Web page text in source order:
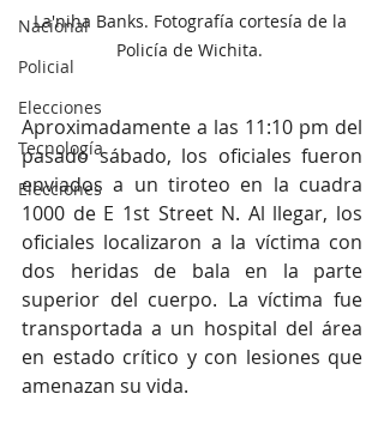
Nacional
Policial
Elecciones
Tecnología
Elecciones
La'niha Banks. Fotografía cortesía de la
Policía de Wichita.
Aproximadamente a las 11:10 pm del
pasado sábado, los oficiales fueron
enviados a un tiroteo en la cuadra
1000 de E 1st Street N. Al llegar, los
oficiales localizaron a la víctima con
dos heridas de bala en la parte
superior del cuerpo. La víctima fue
transportada a un hospital del área
en estado crítico y con lesiones que
amenazan su vida.